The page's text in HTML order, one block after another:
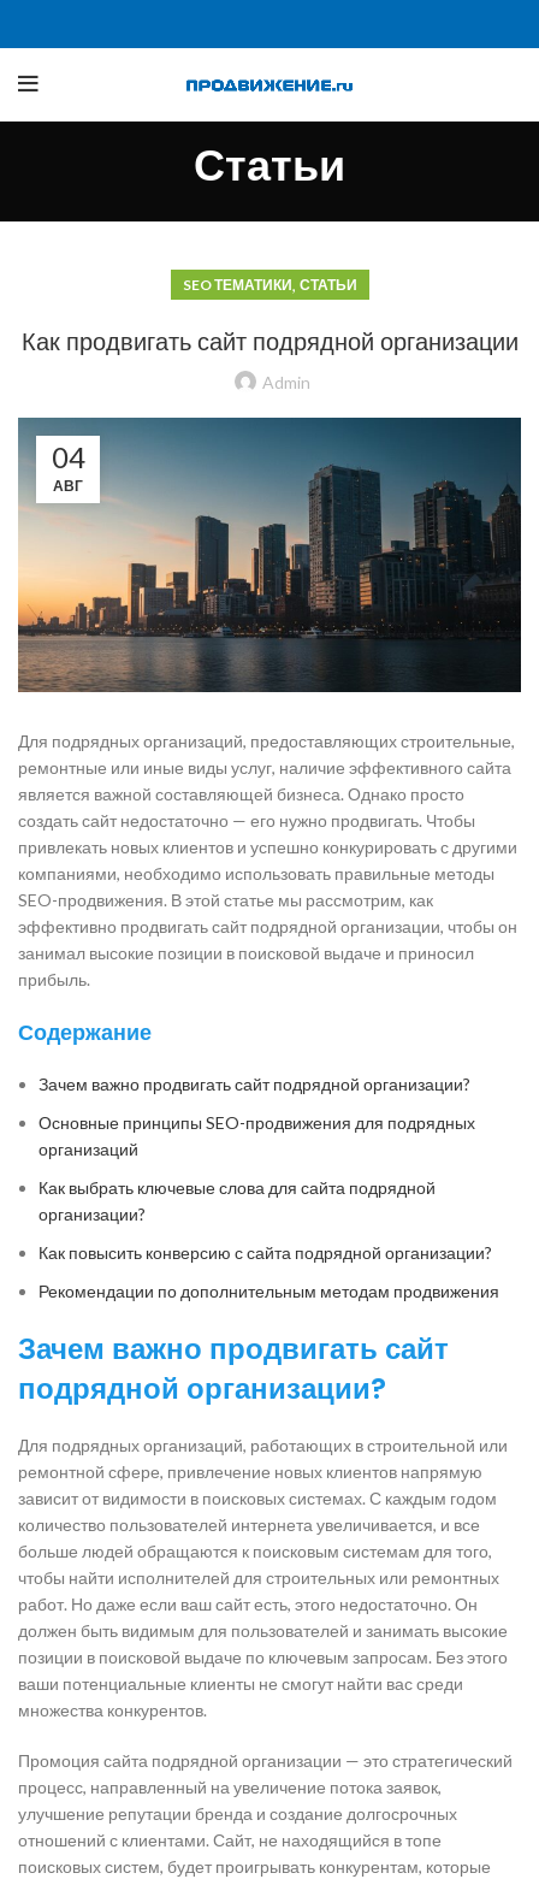
Статьи
SEO ТЕМАТИКИ, СТАТЬИ
Как продвигать сайт подрядной организации
Admin
04
АВГ
Для подрядных организаций, предоставляющих строительные,
ремонтные или иные виды услуг, наличие эффективного сайта
является важной составляющей бизнеса. Однако просто
создать сайт недостаточно — его нужно продвигать. Чтобы
привлекать новых клиентов и успешно конкурировать с другими
компаниями, необходимо использовать правильные методы
SEO-продвижения. В этой статье мы рассмотрим, как
эффективно продвигать сайт подрядной организации, чтобы он
занимал высокие позиции в поисковой выдаче и приносил
прибыль.
Содержание
Зачем важно продвигать сайт подрядной организации?
Основные принципы SEO-продвижения для подрядных
организаций
Как выбрать ключевые слова для сайта подрядной
организации?
Как повысить конверсию с сайта подрядной организации?
Рекомендации по дополнительным методам продвижения
Зачем важно продвигать сайт
подрядной организации?
Для подрядных организаций, работающих в строительной или
ремонтной сфере, привлечение новых клиентов напрямую
зависит от видимости в поисковых системах. С каждым годом
количество пользователей интернета увеличивается, и все
больше людей обращаются к поисковым системам для того,
чтобы найти исполнителей для строительных или ремонтных
работ. Но даже если ваш сайт есть, этого недостаточно. Он
должен быть видимым для пользователей и занимать высокие
позиции в поисковой выдаче по ключевым запросам. Без этого
ваши потенциальные клиенты не смогут найти вас среди
множества конкурентов.
Промоция сайта подрядной организации — это стратегический
процесс, направленный на увеличение потока заявок,
улучшение репутации бренда и создание долгосрочных
отношений с клиентами. Сайт, не находящийся в топе
поисковых систем, будет проигрывать конкурентам, которые